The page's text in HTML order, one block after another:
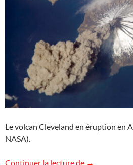
Le volcan Cleveland en éruption en
NASA).
Continuer la lecture de Lettre à
→